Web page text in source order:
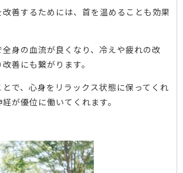
善するためには、首を温めることも効果
身の血流が良くなり、冷えや疲れの改
善にも繋がります。
で、心身をリラックス状態に保ってくれ
が優位に働いてくれます。